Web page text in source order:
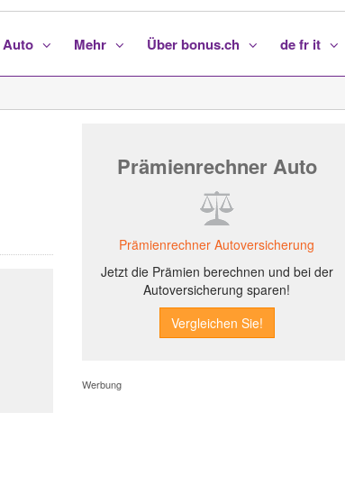
Auto Mehr Über bonus.ch de fr it
Prämienrechner Auto
Prämienrechner Autoversicherung
Jetzt die Prämien berechnen und bei der
Autoversicherung sparen!
Werbung